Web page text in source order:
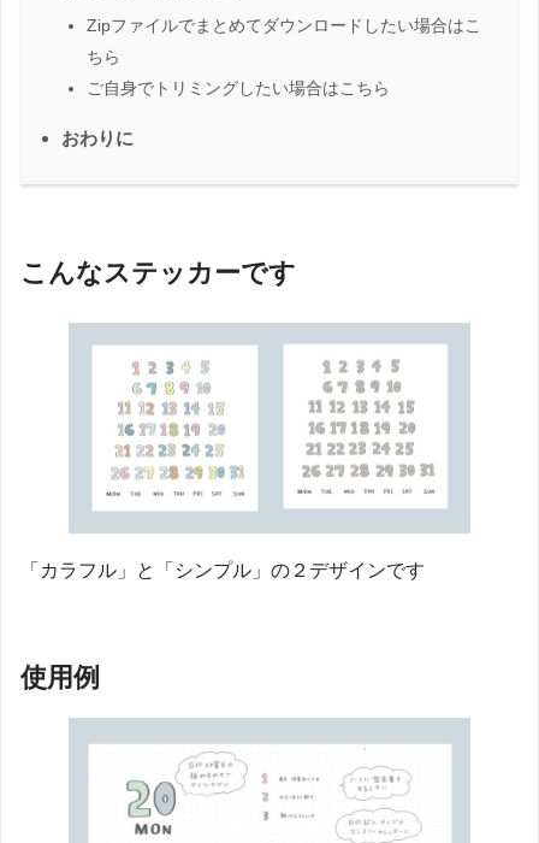
Zipファイルでまとめてダウンロードしたい場合はこ
ちら
ご自身でトリミングしたい場合はこちら
おわりに
こんなステッカーです
「カラフル」と「シンプル」の２デザインです
使用例